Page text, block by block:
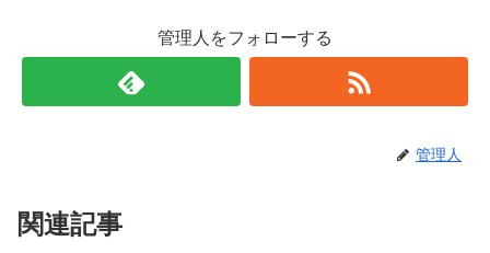
管理人をフォローする
管理人
関連記事